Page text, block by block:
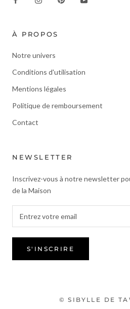
À PROPOS
Notre univers
Conditions d'utilisation
Mentions légales
Politique de remboursement
Contact
NEWSLETTER
Inscrivez-vous à notre newsletter
de la Maison
S'INSCRIRE
© SIBYLLE DE